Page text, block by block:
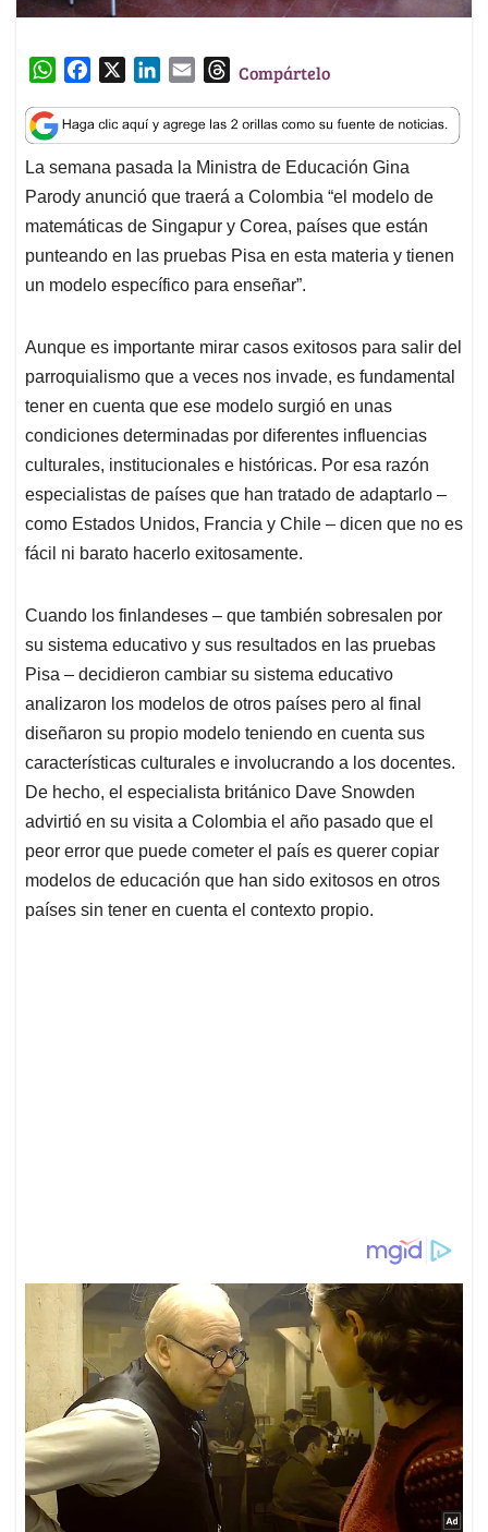
W
a
t
s
A
p
p
c
e
b
o
o
k
n
k
e
d
I
n
a
i
l
T
r
e
a
d
s
Compártelo
La semana pasada la Ministra de Educación Gina
Parody anunció que traerá a Colombia “el modelo de
matemáticas de Singapur y Corea, países que están
punteando en las pruebas Pisa en esta materia y tienen
un modelo específico para enseñar”.
Aunque es importante mirar casos exitosos para salir del
parroquialismo que a veces nos invade, es fundamental
tener en cuenta que ese modelo surgió en unas
condiciones determinadas por diferentes influencias
culturales, institucionales e históricas. Por esa razón
especialistas de países que han tratado de adaptarlo –
como Estados Unidos, Francia y Chile – dicen que no es
fácil ni barato hacerlo exitosamente.
Cuando los finlandeses – que también sobresalen por
su sistema educativo y sus resultados en las pruebas
Pisa – decidieron cambiar su sistema educativo
analizaron los modelos de otros países pero al final
diseñaron su propio modelo teniendo en cuenta sus
características culturales e involucrando a los docentes.
De hecho, el especialista británico Dave Snowden
advirtió en su visita a Colombia el año pasado que el
peor error que puede cometer el país es querer copiar
modelos de educación que han sido exitosos en otros
países sin tener en cuenta el contexto propio.